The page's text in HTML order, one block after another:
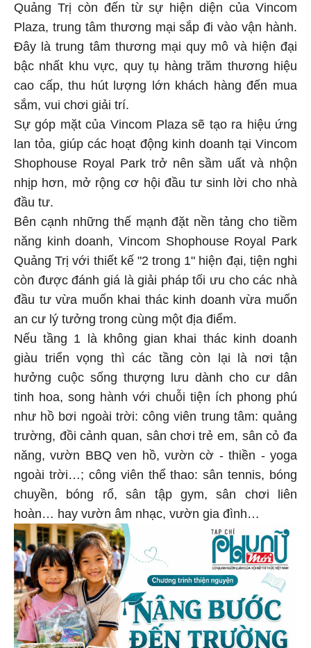
Quảng Trị còn đến từ sự hiện diện của Vincom
Plaza, trung tâm thương mại sắp đi vào vận hành.
Đây là trung tâm thương mại quy mô và hiện đại
bậc nhất khu vực, quy tụ hàng trăm thương hiệu
cao cấp, thu hút lượng lớn khách hàng đến mua
sắm, vui chơi giải trí.
Sự góp mặt của Vincom Plaza sẽ tạo ra hiệu ứng
lan tỏa, giúp các hoạt động kinh doanh tại Vincom
Shophouse Royal Park trở nên sầm uất và nhộn
nhịp hơn, mở rộng cơ hội đầu tư sinh lời cho nhà
đầu tư.
Bên cạnh những thế mạnh đặt nền tảng cho tiềm
năng kinh doanh, Vincom Shophouse Royal Park
Quảng Trị với thiết kế "2 trong 1" hiện đại, tiện nghi
còn được đánh giá là giải pháp tối ưu cho các nhà
đầu tư vừa muốn khai thác kinh doanh vừa muốn
an cư lý tưởng trong cùng một địa điểm.
Nếu tầng 1 là không gian khai thác kinh doanh
giàu triển vọng thì các tầng còn lại là nơi tận
hưởng cuộc sống thượng lưu dành cho cư dân
tinh hoa, song hành với chuỗi tiện ích phong phú
như hồ bơi ngoài trời: công viên trung tâm: quảng
trường, đồi cảnh quan, sân chơi trẻ em, sân cỏ đa
năng, vườn BBQ ven hồ, vườn cờ - thiền - yoga
ngoài trời…; công viên thể thao: sân tennis, bóng
chuyền, bóng rổ, sân tập gym, sân chơi liên
hoàn… hay vườn âm nhạc, vườn gia đình…